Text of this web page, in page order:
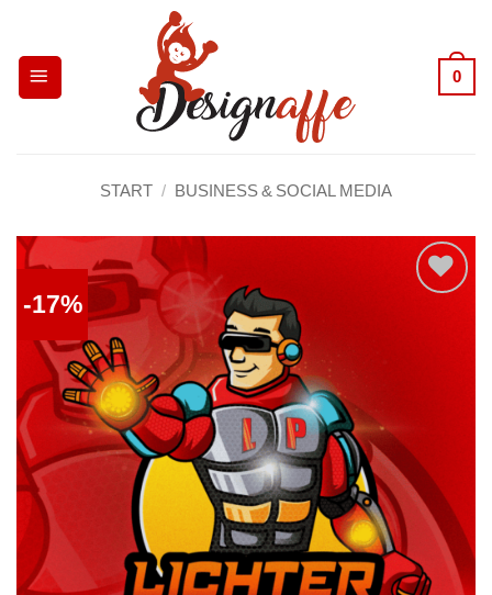
springen
0
START / BUSINESS & SOCIAL MEDIA
-17%